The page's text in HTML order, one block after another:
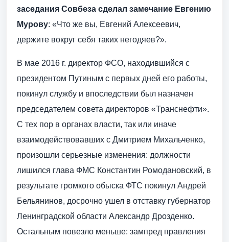
заседания Совбеза сделал замечание Евгению
Мурову: «Что же вы, Евгений Алексеевич,
держите вокруг себя таких негодяев?».
В мае 2016 г. директор ФСО, находившийся с
президентом Путиным с первых дней его работы,
покинул службу и впоследствии был назначен
председателем совета директоров «Транснефти».
С тех пор в органах власти, так или иначе
взаимодействовавших с Дмитрием Михальченко,
произошли серьезные изменения: должности
лишился глава ФМС Константин Ромодановский, в
результате громкого обыска ФТС покинул Андрей
Бельянинов, досрочно ушел в отставку губернатор
Ленинградской области Александр Дрозденко.
Остальным повезло меньше: зампред правления